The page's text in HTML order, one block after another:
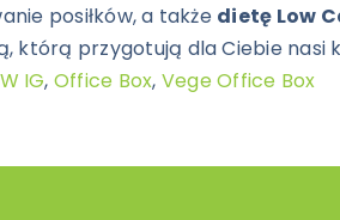
posiłków, a także dietę Low
którą przygotują dla Ciebie nasi
IG, Office Box, Vege Office Box